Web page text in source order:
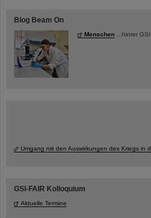
Blog Beam On
Menschen ...hinter
Umgang mit den Auswirkungen des Kriegs in
GSI-FAIR Kolloquium
Aktuelle Termine